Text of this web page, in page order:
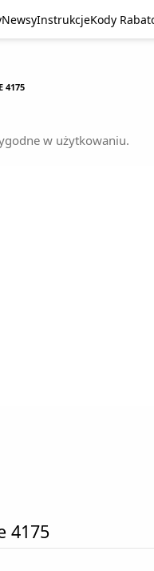
NewsyInstrukcjeKody
4175
w użytkowaniu.
4175